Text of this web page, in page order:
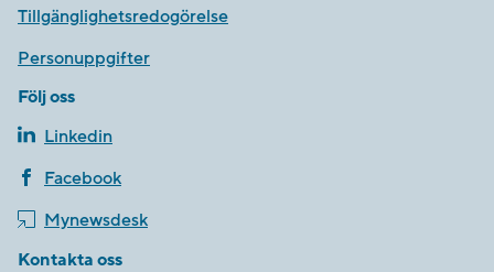
Tillgänglighetsredogörelse
Personuppgifter
Följ oss
Linkedin
Facebook
Mynewsdesk
Kontakta oss